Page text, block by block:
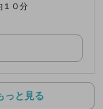
１０分
っと見る